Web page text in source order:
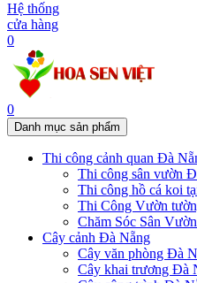
Hệ thống
cửa hàng
0
0
Danh mục sản phẩm
Thi công cảnh quan Đà
Thi công sân vườn
Thi công hồ cá koi
Thi Công Vườn
Chăm Sóc Sân
Cây cảnh Đà Nẵng
Cây văn phòng Đà
Cây khai trương Đà